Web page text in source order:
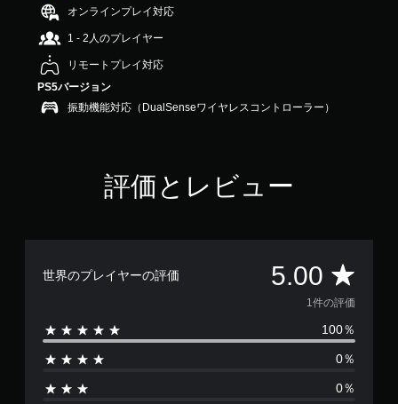
オンラインプレイ対応
1 - 2人のプレイヤー
リモートプレイ対応
PS5バージョン
振動機能対応（DualSenseワイヤレスコントローラー）
評価とレビュー
世界のプレイヤーの評価 5.00 評
価
数
は
1件の評価
100％
0％
0％